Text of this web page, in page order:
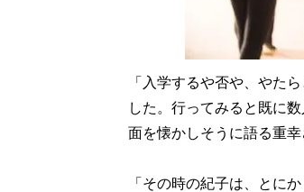
「入学するや否や、やた
した。行ってみると既に
面を懐かしそうに語る重幸
「その時の紀子は、とに